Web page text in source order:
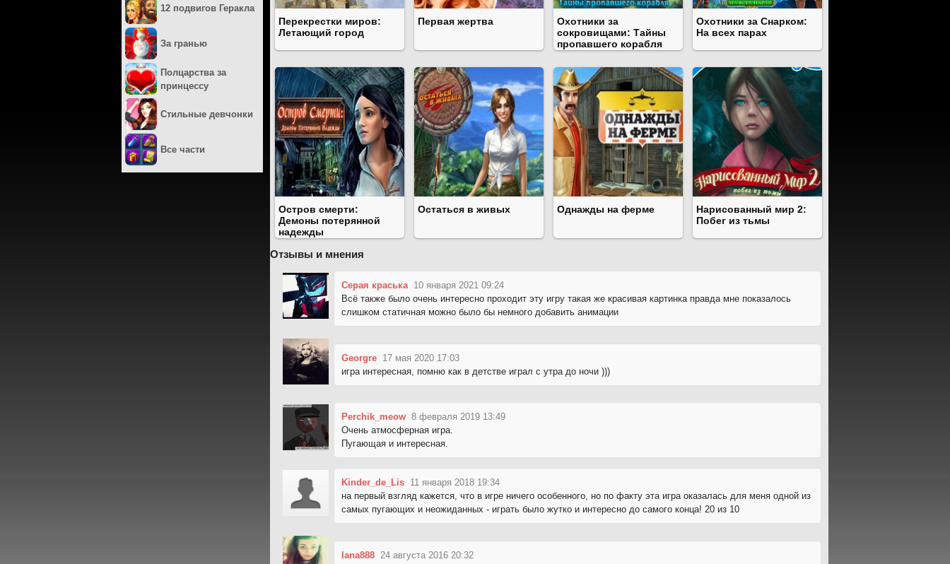
Перекрестки миров:
Летающий город
Первая жертва
Охотники за
сокровищами: Тайны
пропавшего корабля
Охотники за Снарком:
На всех парах
Остров смерти:
Демоны потерянной
надежды
Остаться в живых Однажды на ферме
Нарисованный мир 2:
Побег из тьмы
Отзывы и мнения
Серая краська 10 января 2021 09:24
Всё также было очень интересно проходит эту игру такая же красивая картинка правда мне показалось
слишком статичная можно было бы немного добавить анимации
Georgre 17 мая 2020 17:03
игра интересная, помню как в детстве играл с утра до ночи )))
Perchik_meow 8 февраля 2019 13:49
Очень атмосферная игра.
Пугающая и интересная.
Kinder_de_Lis 11 января 2018 19:34
на первый взгляд кажется, что в игре ничего особенного, но по факту эта игра оказалась для меня одной из
самых пугающих и неожиданных - играть было жутко и интересно до самого конца! 20 из 10
lana888 24 августа 2016 20:32
12 подвигов Геракла
За гранью
Полцарства за
принцессу
Стильные девчонки
Все части